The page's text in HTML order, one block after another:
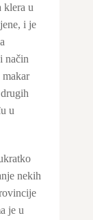
klera u
i je
način
u
nekih
je u